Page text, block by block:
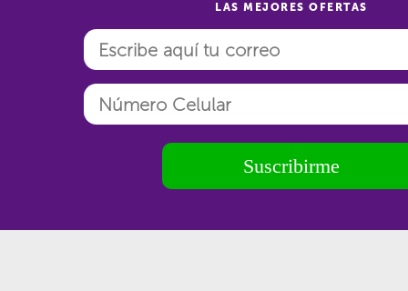
LAS MEJORES OFERTAS
Suscribirme